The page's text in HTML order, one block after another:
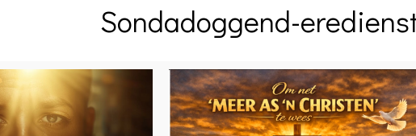
Sondadoggend-